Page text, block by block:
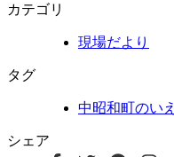
カテゴリ
現場だより
タグ
中昭和町のいえ
シェア